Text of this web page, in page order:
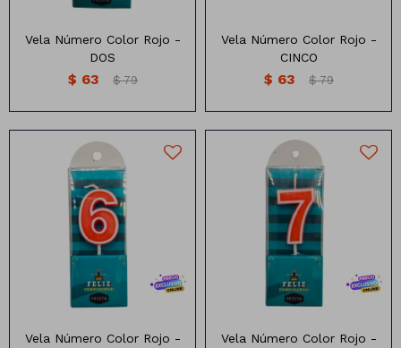
Vela Número Color Rojo -
DOS
$ 63 $ 79
Vela Número Color Rojo -
CINCO
$ 63 $ 79
Vela numero color rojo
Vela Número Color Rojo -
Vela numero color rojo
Vela Número Color Rojo -